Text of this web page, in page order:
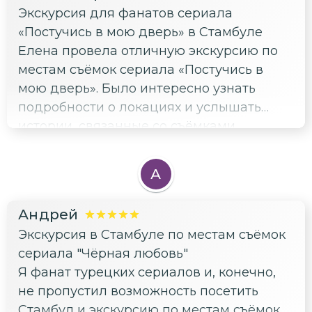
много знающий гид. Всем рекомендую.
Большое спасибо. До новых встреч!
Татьяна и Игорь
Экскурсия для фанатов сериала
«Постучись в мою дверь» в Стамбуле
Елена провела отличную экскурсию по
местам съёмок сериала «Постучись в
мою дверь». Было интересно узнать
подробности о локациях и услышать
истории, связанные со съёмками.
успели посетить все запланированные
знаменитую террасу и кухню. Приятно
удивил вариант заменить ресторан на
аутентичную донерную — это добавило
атмосфере реалистичности и
погруженности в атмосферу сериала. Из
А
Андрей
Экскурсия в Стамбуле по местам съёмок
сериала "Чёрная любовь"
Я фанат турецких сериалов и, конечно,
не пропустил возможность посетить